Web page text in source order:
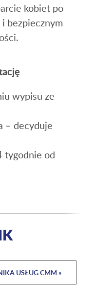
kobiet po
bezpiecznym
wypisu ze
– decyduje
tygodnie od
USŁUG CMM »